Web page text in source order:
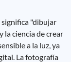
"dibujar
la ciencia de crear
a la luz, ya
La fotografía